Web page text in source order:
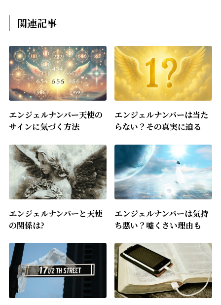
関連記事
エンジェルナンバー天使の
サインに気づく方法
エンジェルナンバーは当た
らない？その真実に迫る
エンジェルナンバーと天使
の関係は?
エンジェルナンバーは気持
ち悪い？嘘くさい理由も